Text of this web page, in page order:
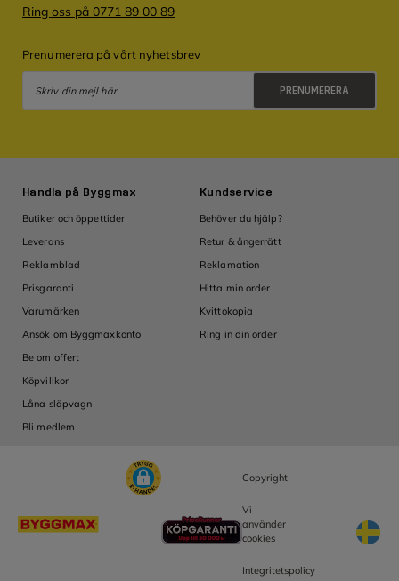
Ring oss på 0771 89 00 89
Prenumerera på vårt nyhetsbrev
PRENUMERERA
Handla på Byggmax
Butiker och öppettider
Leverans
Reklamblad
Prisgaranti
Varumärken
Ansök om Byggmaxkonto
Be om offert
Köpvillkor
Låna släpvagn
Bli medlem
Kundservice
Behöver du hjälp?
Retur & ångerrätt
Reklamation
Hitta min order
Kvittokopia
Ring in din order
Copyright
Vi
använder
cookies
Integritetspolicy